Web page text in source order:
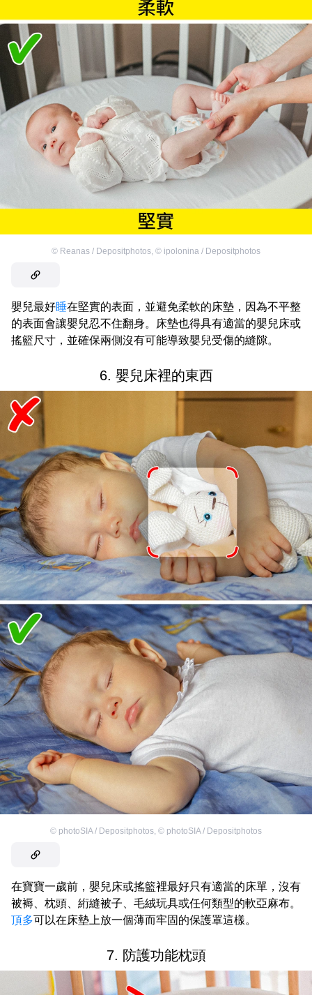
© Reanas / Depositphotos, © ipolonina / Depositphotos
嬰兒最好睡在堅實的表面，並避免柔軟的床墊，因為不平整
的表面會讓嬰兒忍不住翻身。床墊也得具有適當的嬰兒床或
搖籃尺寸，並確保兩側沒有可能導致嬰兒受傷的縫隙。
6. 嬰兒床裡的東西
© photoSIA / Depositphotos, © photoSIA / Depositphotos
在寶寶一歲前，嬰兒床或搖籃裡最好只有適當的床單，沒有
被褥、枕頭、絎縫被子、毛絨玩具或任何類型的軟亞麻布。
頂多可以在床墊上放一個薄而牢固的保護罩這樣。
7. 防護功能枕頭